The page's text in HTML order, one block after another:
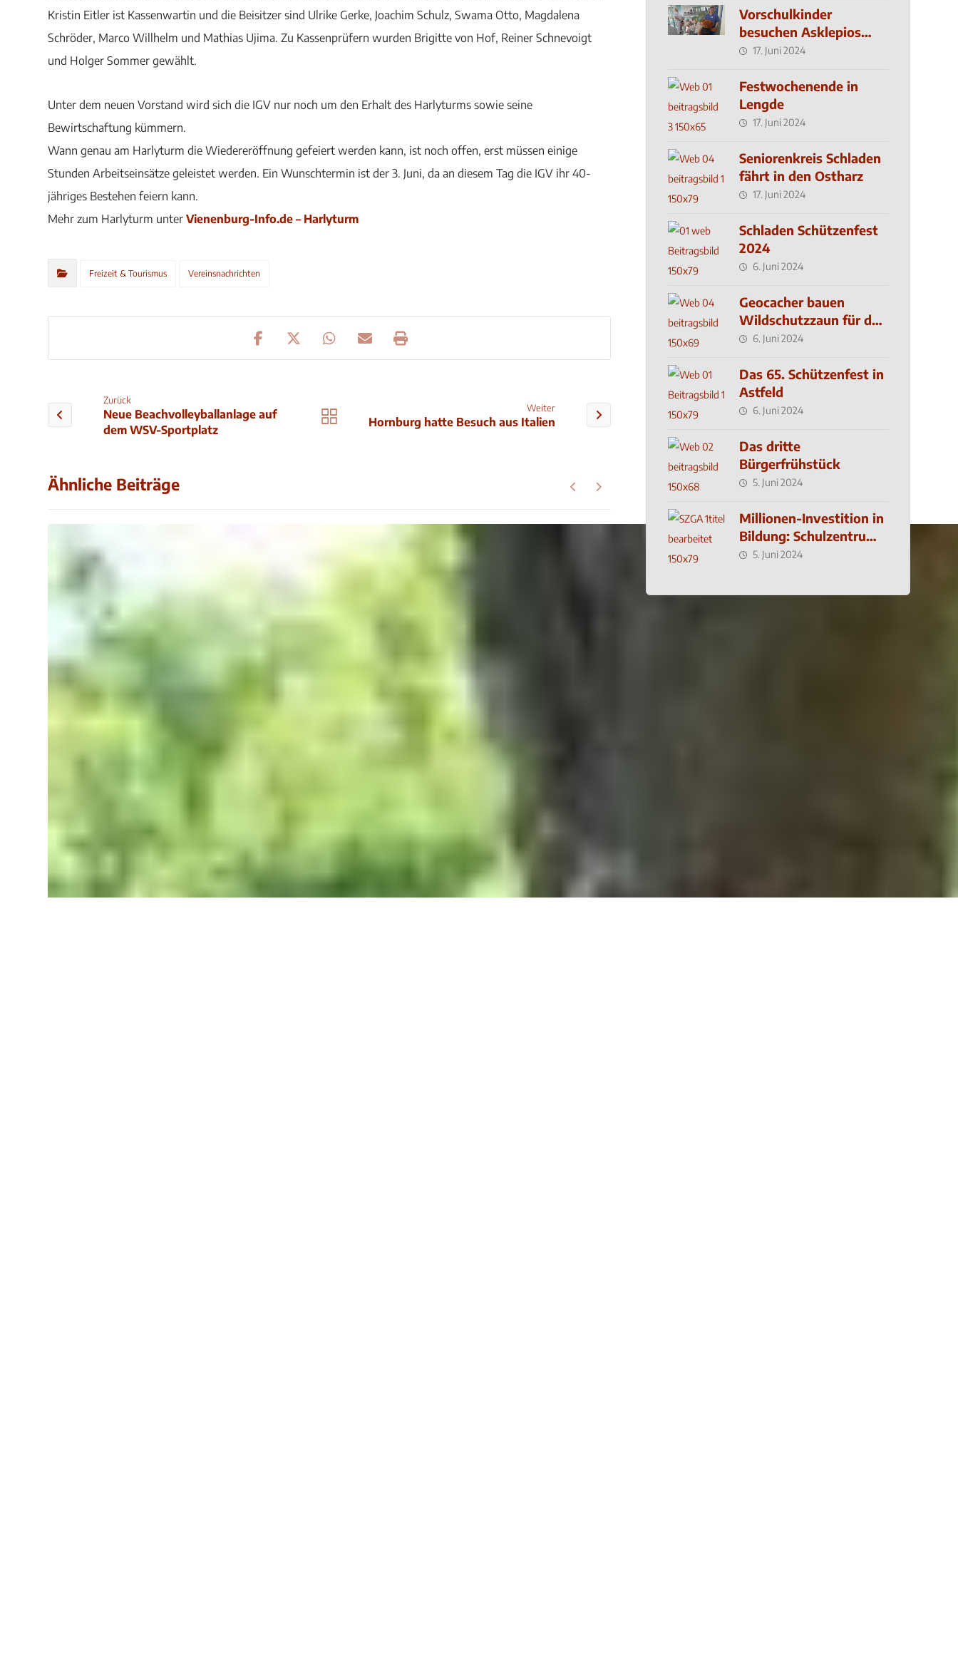
Kristin Eitler ist Kassenwartin und die Beisitzer sind Ulrike Gerke, Joachim Schulz, Swama Otto, Magdalena
Schröder, Marco Willhelm und Mathias Ujima. Zu Kassenprüfern wurden Brigitte von Hof, Reiner Schnevoigt
und Holger Sommer gewählt.
Unter dem neuen Vorstand wird sich die IGV nur noch um den Erhalt des Harlyturms sowie seine
Bewirtschaftung kümmern.
Wann genau am Harlyturm die Wiedereröffnung gefeiert werden kann, ist noch offen, erst müssen einige
Stunden Arbeitseinsätze geleistet werden. Ein Wunschtermin ist der 3. Juni, da an diesem Tag die IGV ihr 40-
jähriges Bestehen feiern kann.
Mehr zum Harlyturm unterVienenburg-Info.de – Harlyturm
Freizeit & Tourismus Vereinsnachrichten
Zurück
Neue Beachvolleyballanlage auf
dem WSV-Sportplatz
Weiter
Hornburg hatte Besuch aus Italien
Ähnliche Beiträge
Vorschulkinder
besuchen Asklepios
Klinik
17. Juni 2024
Festwochenende in
Lengde
17. Juni 2024
Seniorenkreis Schladen
fährt in den Ostharz
17. Juni 2024
Schladen Schützenfest
2024
6. Juni 2024
Geocacher bauen
Wildschutzzaun für den
MachMit! Wald
6. Juni 2024
Das 65. Schützenfest in
Astfeld
6. Juni 2024
Das dritte
Bürgerfrühstück
5. Juni 2024
Millionen-Investition in
Bildung: Schulzentrum-
Neubau
5. Juni 2024